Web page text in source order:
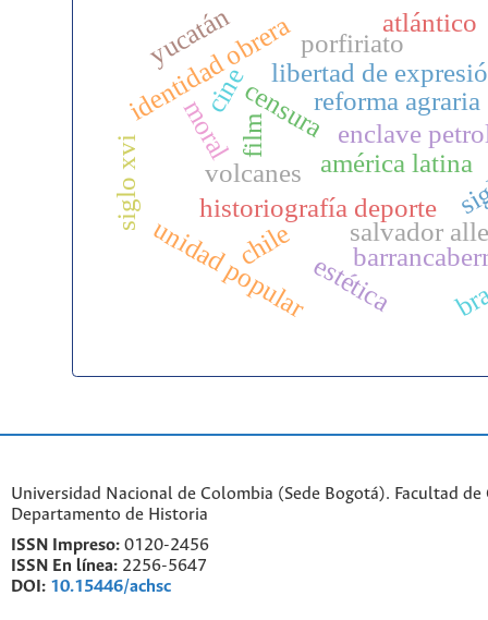
historiografía deporte
américa latina
censura
cine
film
chile salvador
unidad popular
libertad de
enclave
identidad obrera
moral
siglo xvi
reforma agraria
porfiriato
yucatán
estética
volcanes
atlántico
Universidad Nacional de Colombia (Sede Bogotá). Facultad de
Departamento de Historia
ISSN Impreso: 0120-2456
ISSN En línea: 2256-5647
DOI: 10.15446/achsc